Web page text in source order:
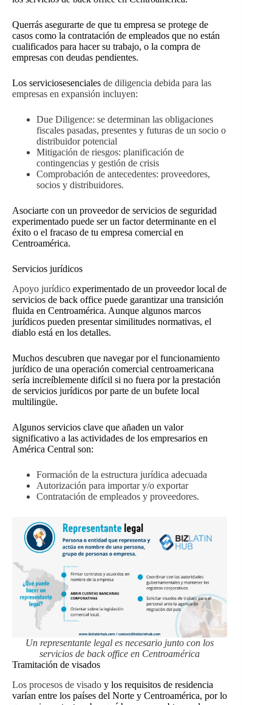
Querrás asegurarte de que tu empresa se protege de
casos como la contratación de empleados que no están
cualificados para hacer su trabajo, o la compra de
empresas con deudas pendientes.
Los serviciosesenciales de diligencia debida para las
empresas en expansión incluyen:
Due Diligence: se determinan las obligaciones
fiscales pasadas, presentes y futuras de un socio o
distribuidor potencial
Mitigación de riesgos: planificación de
contingencias y gestión de crisis
Comprobación de antecedentes: proveedores,
socios y distribuidores.
Asociarte con un proveedor de servicios de seguridad
experimentado puede ser un factor determinante en el
éxito o el fracaso de tu empresa comercial en
Centroamérica.
Servicios jurídicos
Apoyo jurídico experimentado de un proveedor local de
servicios de back office puede garantizar una transición
fluida en Centroamérica. Aunque algunos marcos
jurídicos pueden presentar similitudes normativas, el
diablo está en los detalles.
Muchos descubren que navegar por el funcionamiento
jurídico de una operación comercial centroamericana
sería increíblemente difícil si no fuera por la prestación
de servicios jurídicos por parte de un bufete local
multilingüe.
Algunos servicios clave que añaden un valor
significativo a las actividades de los empresarios en
América Central son:
Formación de la estructura jurídica adecuada
Autorización para importar y/o exportar
Contratación de empleados y proveedores.
Un representante legal es necesario junto con los
servicios de back office en Centroamérica
Tramitación de visados
Los procesos de visado y los requisitos de residencia
varían entre los países del Norte y Centroamérica, por lo